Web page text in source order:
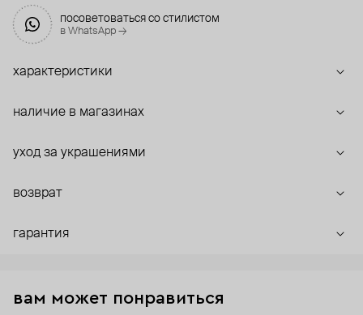
посоветоваться со стилистом
в WhatsApp →
характеристики
наличие в магазинах
уход за украшениями
возврат
гарантия
вам может понравиться